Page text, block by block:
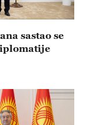
sastao se